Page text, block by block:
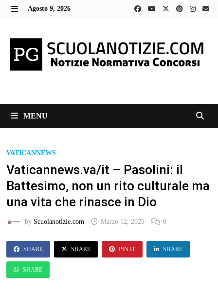
Skip
Agosto 9, 2026
MENU
VATICANNEWS
Vaticannews.va/it – Pasolini: il
Battesimo, non un rito culturale ma
una vita che rinasce in Dio
by Scuolanotizie.com Marzo 12, 2025 0
SHARE SHARE PIN IT SHARE
SHARE